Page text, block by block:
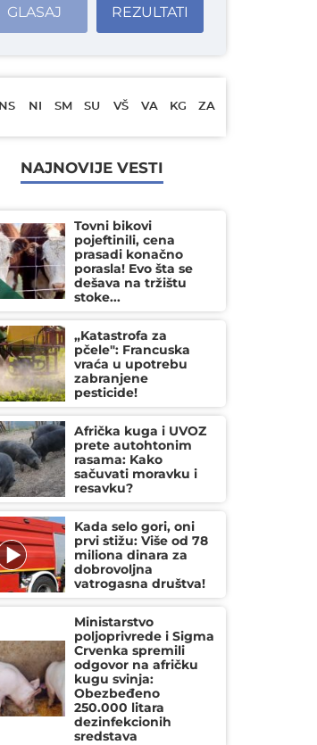
GLASAJ REZULTATI
NS NI SM SU VŠ VA KG ZA
NAJNOVIJE VESTI
Tovni bikovi
pojeftinili, cena
prasadi konačno
porasla! Evo šta se
dešava na tržištu
stoke...
„Katastrofa za
pčele": Francuska
vraća u upotrebu
zabranjene
pesticide!
Afrička kuga i UVOZ
prete autohtonim
rasama: Kako
sačuvati moravku i
resavku?
Kada selo gori, oni
prvi stižu: Više od 78
miliona dinara za
dobrovoljna
vatrogasna društva!
Ministarstvo
poljoprivrede i Sigma
Crvenka spremili
odgovor na afričku
kugu svinja:
Obezbeđeno
250.000 litara
dezinfekcionih
sredstava